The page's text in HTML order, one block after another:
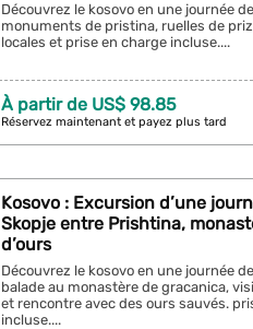
Découvrez le kosovo en une journée
monuments de pristina, ruelles de
locales et prise en charge incluse....
À partir de US$ 98.85
Réservez maintenant et payez plus tard
Kosovo : Excursion d’une
Skopje entre Prishtina,
d’ours
Découvrez le kosovo en une journée
balade au monastère de gracanica,
et rencontre avec des ours sauvés.
incluse....